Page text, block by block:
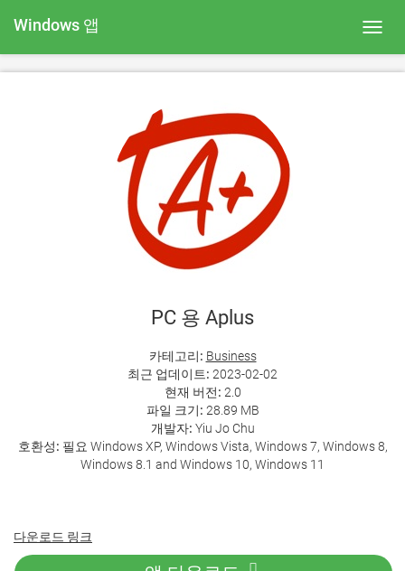
Windows 앱
PC 용 Aplus
카테고리: Business
최근 업데이트: 2023-02-02
현재 버전: 2.0
파일 크기: 28.89 MB
개발자: Yiu Jo Chu
호환성: 필요 Windows XP, Windows Vista, Windows 7, Windows 8,
Windows 8.1 and Windows 10, Windows 11
다운로드 링크